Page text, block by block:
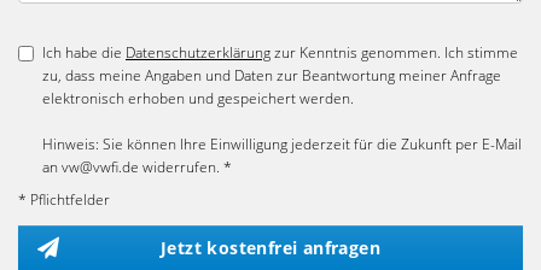
Ich habe die Datenschutzerklärungzur Kenntnis genommen. Ich stimme
zu, dass meine Angaben und Daten zur Beantwortung meiner Anfrage
elektronisch erhoben und gespeichert werden.
Hinweis: Sie können Ihre Einwilligung jederzeit für die Zukunft per E-Mail
an vw@vwfi.de widerrufen. *
* Pflichtfelder
Jetzt kostenfrei anfragen